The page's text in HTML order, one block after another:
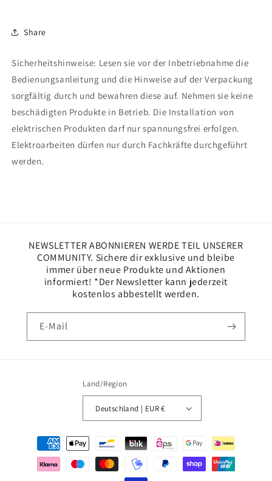
Share
Sicherheitshinweise: Lesen sie vor der Inbetriebnahme die
Bedienungsanleitung und die Hinweise auf der Verpackung
sorgfältig durch und bewahren diese auf. Nehmen sie keine
beschädigten Produkte in Betrieb. Die Installation von
elektrischen Produkten darf nur spannungsfrei erfolgen.
Elektroarbeiten dürfen nur durch Fachkräfte durchgeführt
werden.
NEWSLETTER ABONNIEREN WERDE TEIL UNSERER
COMMUNITY. Sichere dir exklusive und bleibe
immer über neue Produkte und Aktionen
informiert! *Der Newsletter kann jederzeit
kostenlos abbestellt werden.
E-Mail
Land/Region
Deutschland | EUR €
Zahlungsmethoden